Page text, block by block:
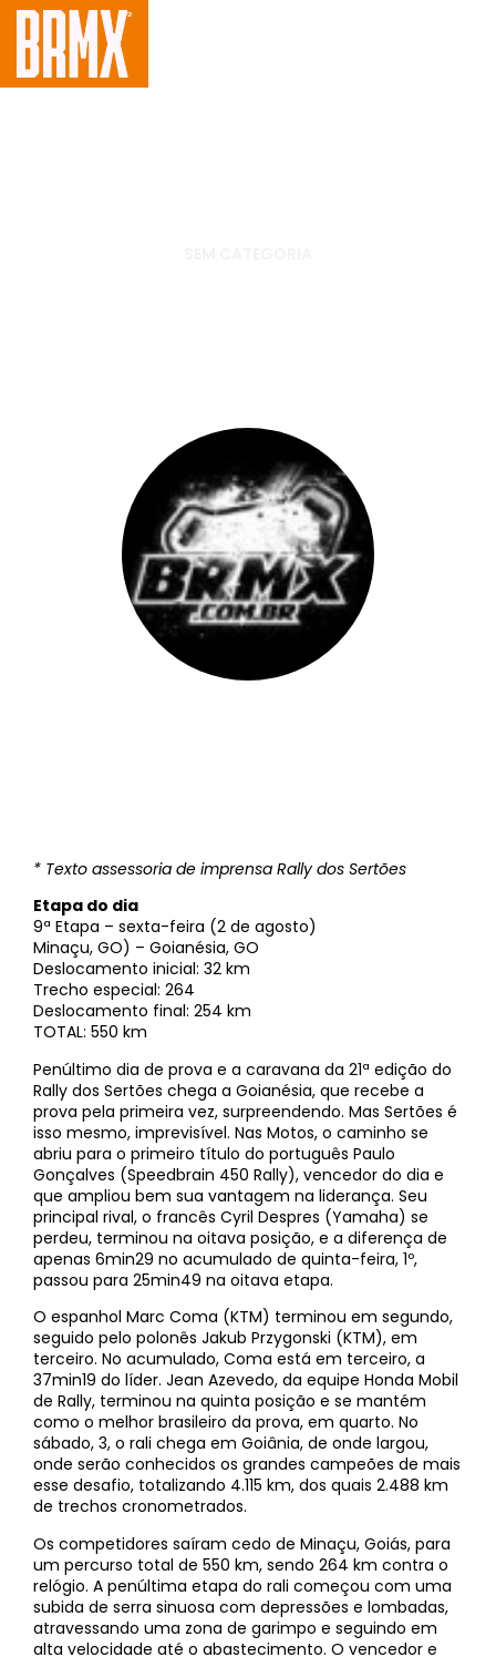
* Texto assessoria de imprensa Rally dos Sertões
Etapa do dia
9ª Etapa – sexta-feira (2 de agosto)
Minaçu, GO) – Goianésia, GO
Deslocamento inicial: 32 km
Trecho especial: 264
Deslocamento final: 254 km
TOTAL: 550 km
Penúltimo dia de prova e a caravana da 21ª edição do
Rally dos Sertões chega a Goianésia, que recebe a
prova pela primeira vez, surpreendendo. Mas Sertões é
isso mesmo, imprevisível. Nas Motos, o caminho se
abriu para o primeiro título do português Paulo
Gonçalves (Speedbrain 450 Rally), vencedor do dia e
que ampliou bem sua vantagem na liderança. Seu
principal rival, o francês Cyril Despres (Yamaha) se
perdeu, terminou na oitava posição, e a diferença de
apenas 6min29 no acumulado de quinta-feira, 1º,
passou para 25min49 na oitava etapa.
O espanhol Marc Coma (KTM) terminou em segundo,
seguido pelo polonês Jakub Przygonski (KTM), em
terceiro. No acumulado, Coma está em terceiro, a
37min19 do líder. Jean Azevedo, da equipe Honda Mobil
de Rally, terminou na quinta posição e se mantém
como o melhor brasileiro da prova, em quarto. No
sábado, 3, o rali chega em Goiânia, de onde largou,
onde serão conhecidos os grandes campeões de mais
esse desafio, totalizando 4.115 km, dos quais 2.488 km
de trechos cronometrados.
Os competidores saíram cedo de Minaçu, Goiás, para
um percurso total de 550 km, sendo 264 km contra o
relógio. A penúltima etapa do rali começou com uma
subida de serra sinuosa com depressões e lombadas,
atravessando uma zona de garimpo e seguindo em
alta velocidade até o abastecimento. O vencedor e